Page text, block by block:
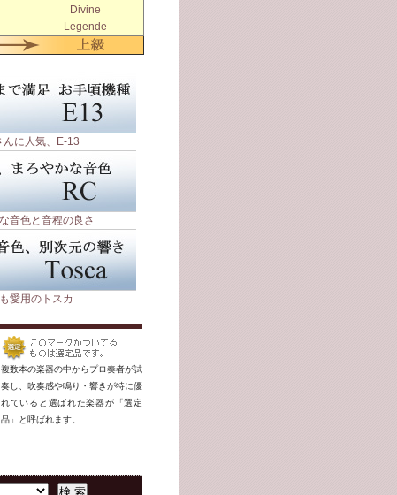
Divine
Legende
んに人気、E-13
音色と音程の良さ
愛用のトスカ
複数本の楽器の中からプロ奏者が試
奏し、吹奏感や鳴り・響きが特に優
れていると選ばれた楽器が「選定
品」と呼ばれます。